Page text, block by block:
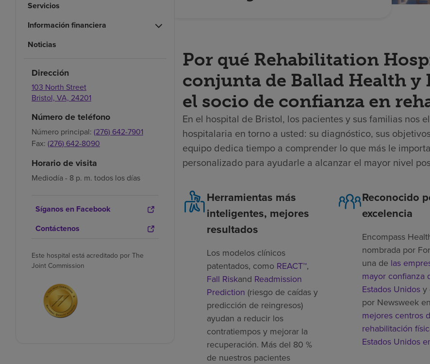
Servicios
Información financiera
Noticias
Dirección
103 North Street
Bristol, VA, 24201
Número de teléfono
Número principal: (276) 642-7901
Fax: (276) 642-8090
Horario de visita
Mediodía - 8 p. m. todos los días
Síganos en Facebook
Contáctenos
Este hospital está acreditado por The
Joint Commission
Por qué Rehabilitation
conjunta de Ballad Health y
el socio de confianza en
En el hospital de Bristol, los pacientes y sus familias nos
hospitalaria en torno a usted: su diagnóstico, sus
equipo dedica tiempo a comprender lo que más le
personalizado para ayudarle a alcanzar el mayor nivel
Herramientas más
inteligentes, mejores
resultados
Los modelos clínicos
patentados, como REACT™,
Fall Riskand Readmission
Prediction (riesgo de caídas y
predicción de reingresos)
ayudan a reducir los
contratiempos y mejorar la
recuperación. Más del 80 %
de nuestros pacientes
Reconocido
excelencia
Encompass
nombrada por
una de las
mayor confianza
Estados Unidos y
por Newsweek
mejores centros
rehabilitación
Estados Unidos